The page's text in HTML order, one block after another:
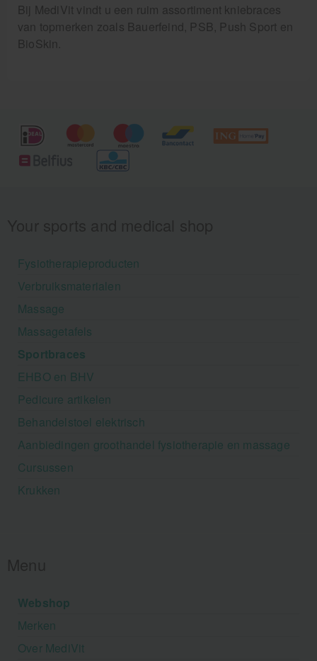
Bij MediVit vindt u een ruim assortiment kniebraces
van topmerken zoals Bauerfeind, PSB, Push Sport en
BioSkin.
Fysiotherapieproducten
Verbruiksmaterialen
Massage
Massagetafels
Sportbraces
EHBO en BHV
Pedicure artikelen
Behandelstoel elektrisch
Aanbiedingen groothandel fysiotherapie en massage
Cursussen
Krukken
Webshop
Merken
Over MediVit